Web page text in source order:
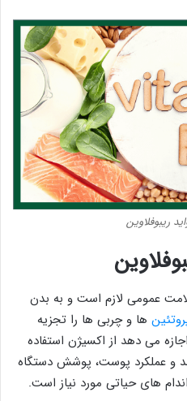
ریبوفلاوین
عمومی لازم است و به بدن
ها و چربی ها را تجزیه
می دهد از اکسیژن استفاده
و عملکرد پوست، پوشش دستگاه
های حیاتی مورد نیاز است.